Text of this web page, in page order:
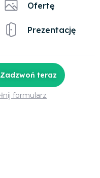
Ofertę
Prezentację
Zadzwoń teraz
formularz